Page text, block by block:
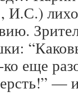
лихо
еще
—